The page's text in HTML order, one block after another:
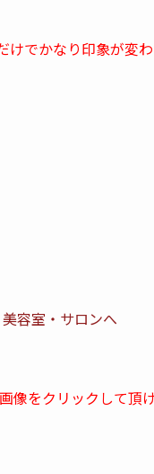
けでかなり印象が変
をクリックして頂